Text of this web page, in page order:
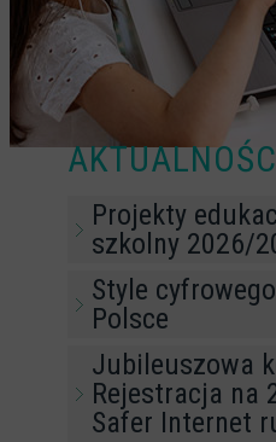
Projekty
szkolny 2026/
Style
Polsce
Jubileuszowa
Rejestracja na
Safer Internet
PODCASTY CYFROWE
BEZPIECZNE WAKACJE
BEZPIECZNE WAKACJE
RAZEM W SIECI
INFOGRAFIKI
SŁOWA Z SIECI NASZYCH
Webinaria
Webinary CEDMO